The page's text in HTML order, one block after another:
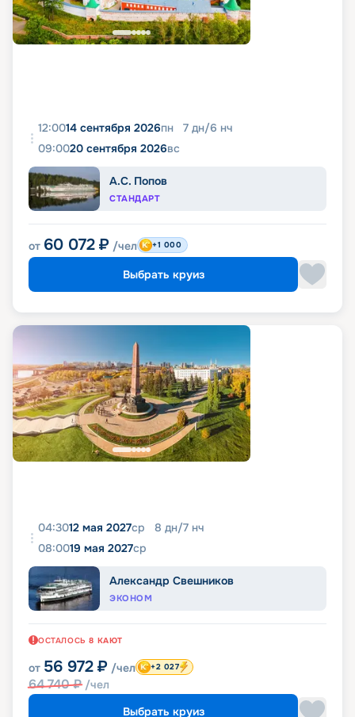
12:0014 сентября 2026пн 7 дн/6 нч
09:0020 сентября 2026вс
А.С. Попов
СТАНДАРТ
от 60 072 ₽ /чел +1 000
Выбрать круиз
04:3012 мая 2027ср 8 дн/7 нч
08:0019 мая 2027ср
Александр Свешников
ЭКОНОМ
ОСТАЛОСЬ 8 КАЮТ
от 56 972 ₽ /чел
64 740₽ /чел
+2 027
Выбрать круиз